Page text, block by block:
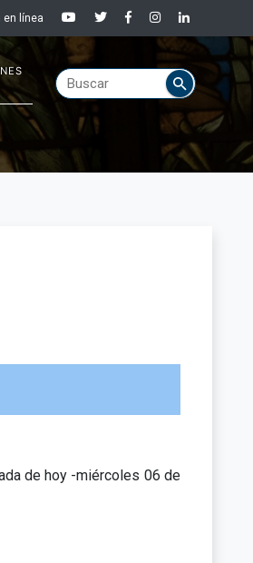
en línea
de hoy -miércoles 06 de